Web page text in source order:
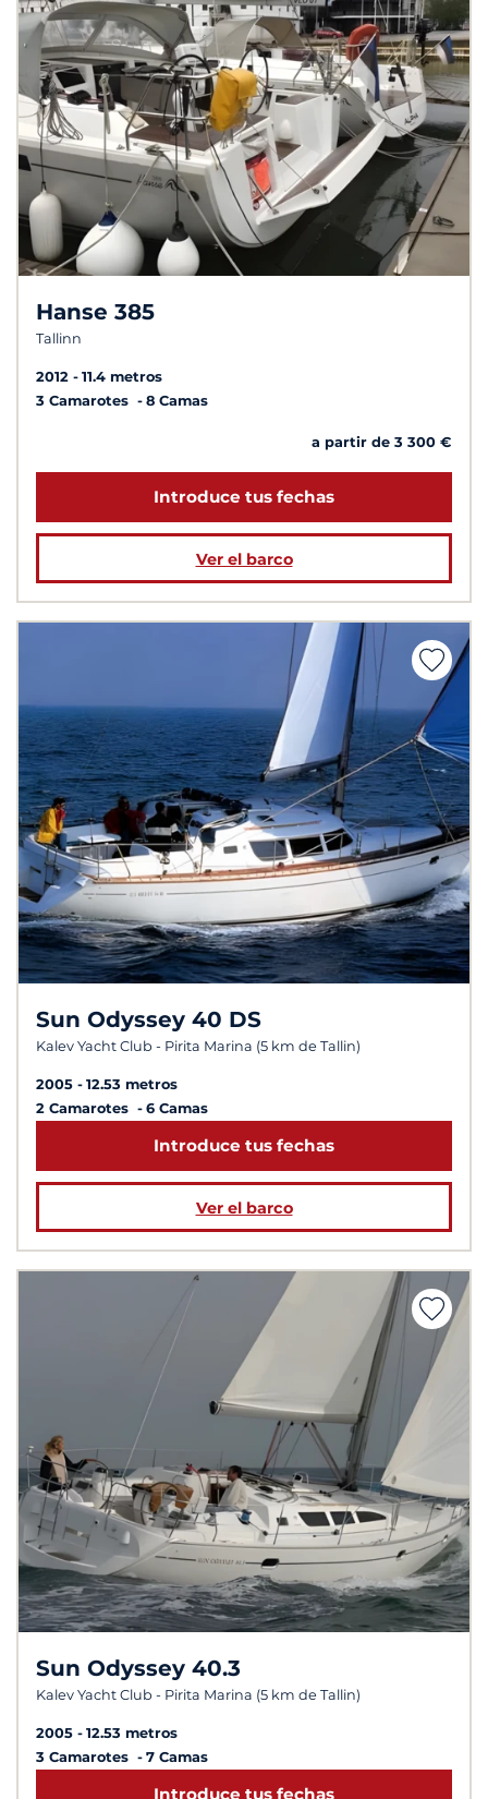
Hanse 385
Tallinn
2012
11.4 metros
3 Camarotes
8 Camas
a partir de 3 300 €
Introduce tus fechas
Ver el barco
Sun Odyssey 40 DS
Kalev Yacht Club - Pirita Marina (5 km de Tallin)
2005
12.53 metros
2 Camarotes
6 Camas
Introduce tus fechas
Ver el barco
Sun Odyssey 40.3
Kalev Yacht Club - Pirita Marina (5 km de Tallin)
2005
12.53 metros
3 Camarotes
7 Camas
Introduce tus fechas